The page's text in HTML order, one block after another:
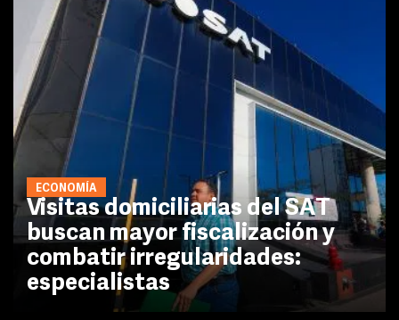
ECONOMÍA
Visitas domiciliarias del SAT
buscan mayor fiscalización y
combatir irregularidades:
especialistas